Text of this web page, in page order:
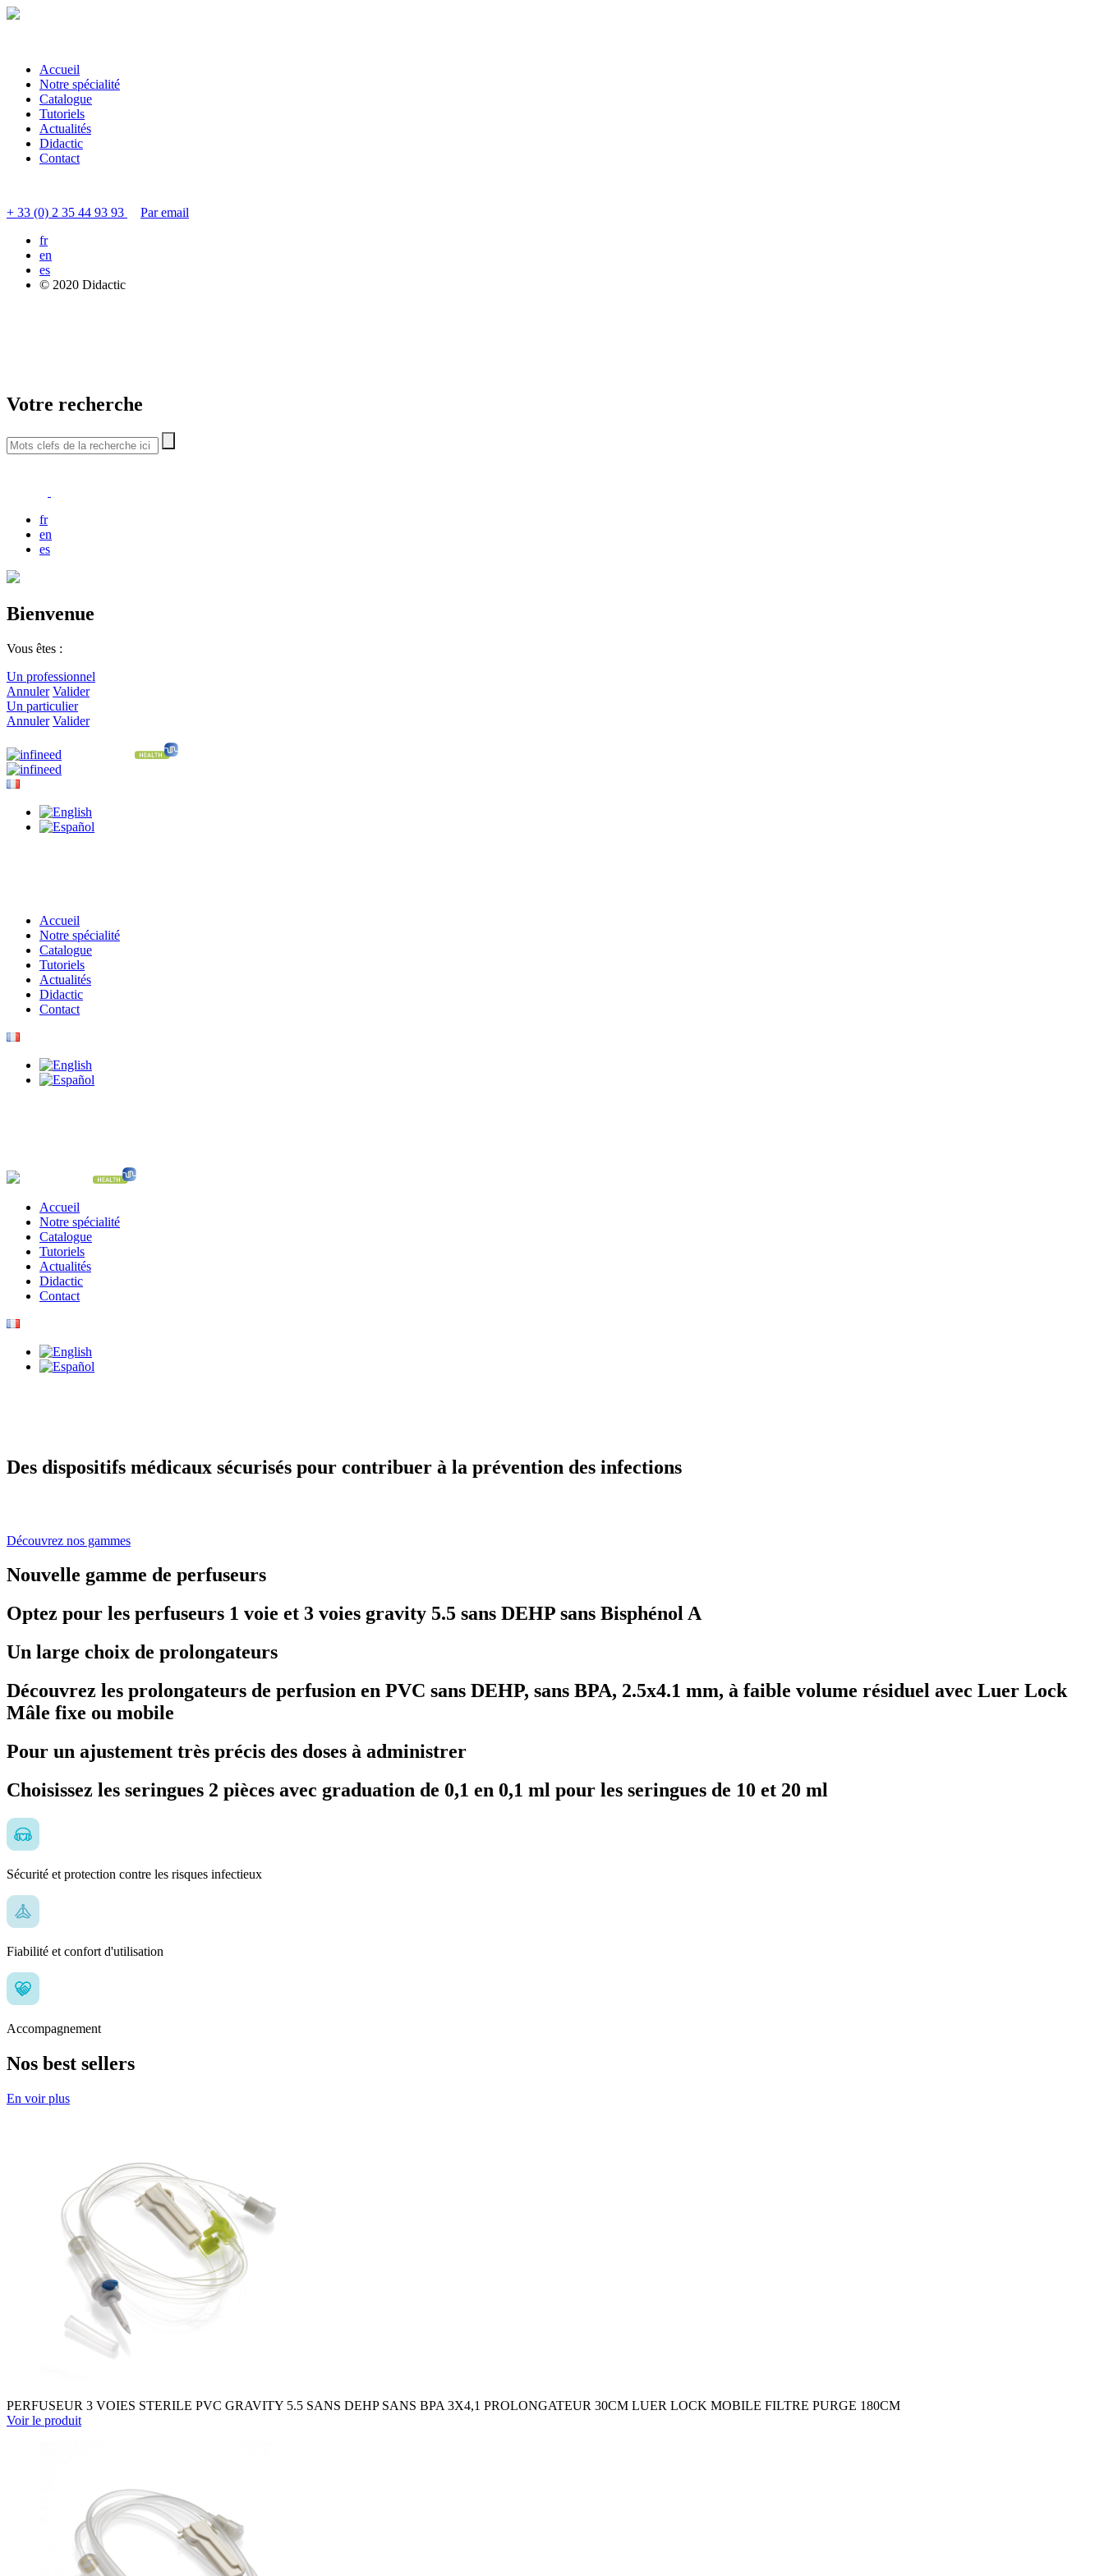
Accueil
Notre spécialité
Catalogue
Tutoriels
Actualités
Didactic
Contact
+ 33 (0) 2 35 44 93 93
Par email
fr
en
es
© 2020 Didactic
Votre recherche
fr
en
es
Bienvenue
Vous êtes :
Un professionnel
Annuler Valider
Un particulier
Annuler Valider
Accueil
Notre spécialité
Catalogue
Tutoriels
Actualités
Didactic
Contact
Accueil
Notre spécialité
Catalogue
Tutoriels
Actualités
Didactic
Contact
Des dispositifs médicaux sécurisés pour contribuer à la prévention des infections
Découvrez nos gammes
Nouvelle gamme de perfuseurs
Optez pour les perfuseurs 1 voie et 3 voies gravity 5.5 sans DEHP sans Bisphénol A
Un large choix de prolongateurs
Découvrez les prolongateurs de perfusion en PVC sans DEHP, sans BPA, 2.5x4.1 mm, à faible volume résiduel avec Luer Lock
Mâle fixe ou mobile
Pour un ajustement très précis des doses à administrer
Choisissez les seringues 2 pièces avec graduation de 0,1 en 0,1 ml pour les seringues de 10 et 20 ml
Sécurité et protection contre les risques infectieux
Fiabilité et confort d'utilisation
Accompagnement
Nos best sellers
En voir plus
PERFUSEUR 3 VOIES STERILE PVC GRAVITY 5.5 SANS DEHP SANS BPA 3X4,1 PROLONGATEUR 30CM LUER LOCK MOBILE FILTRE PURGE 180CM
Voir le produit